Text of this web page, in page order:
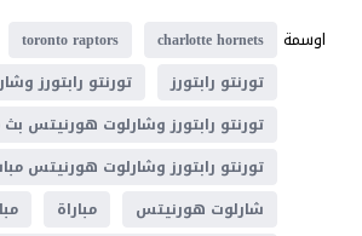
اوسمة
charlotte hornets
toronto raptors
تورنتو رابتورز
تورنتو رابتورز
تورنتو رابتورز وشارلوت هورنيتس بث
تورنتو رابتورز وشارلوت هورنيتس
شارلوت هورنيتس
مباراة